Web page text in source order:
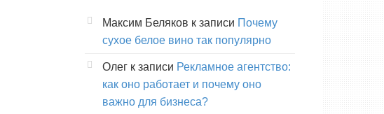
Максим Беляков к записи Почему
сухое белое вино так популярно
Олег к записи Рекламное агентство:
как оно работает и почему оно
важно для бизнеса?